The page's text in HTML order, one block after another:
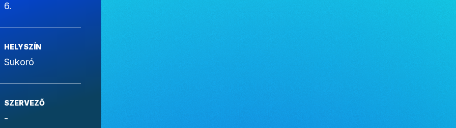
6.
HELYSZÍN
Sukoró
SZERVEZŐ
-